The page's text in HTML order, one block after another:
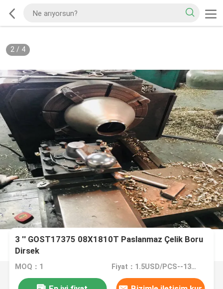
2/ 4
3 '' GOST17375 08X1810T Paslanmaz Çelik Boru
Dirsek
MOQ：1 Fiyat：1.5USD/PCS--13528/PCS